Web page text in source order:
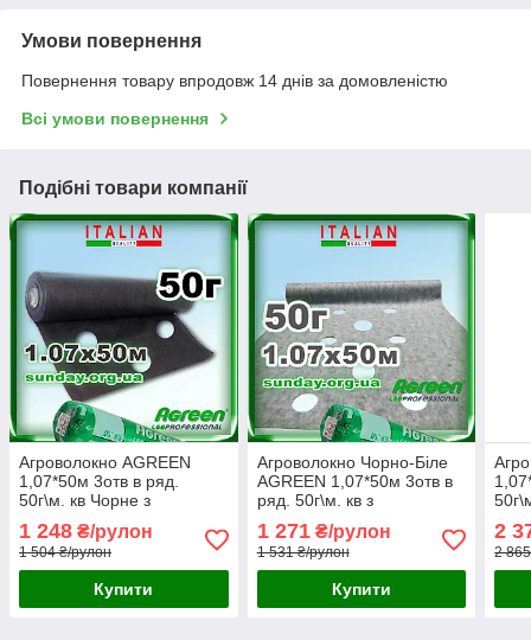
Умови повернення
Повернення товару впродовж 14 днів за домовленістю
Всі умови повернення
Подібні товари компанії
Агроволокно AGREEN
1,07*50м 3отв в ряд.
50г\м. кв Чорне з
1 248 ₴/рулон
1 504 ₴/рулон
Купити
Агроволокно Чорно-Біле
AGREEN 1,07*50м 3отв в
ряд. 50г\м. кв з
1 271₴/рулон
1 531 ₴/рулон
Купити
2
2